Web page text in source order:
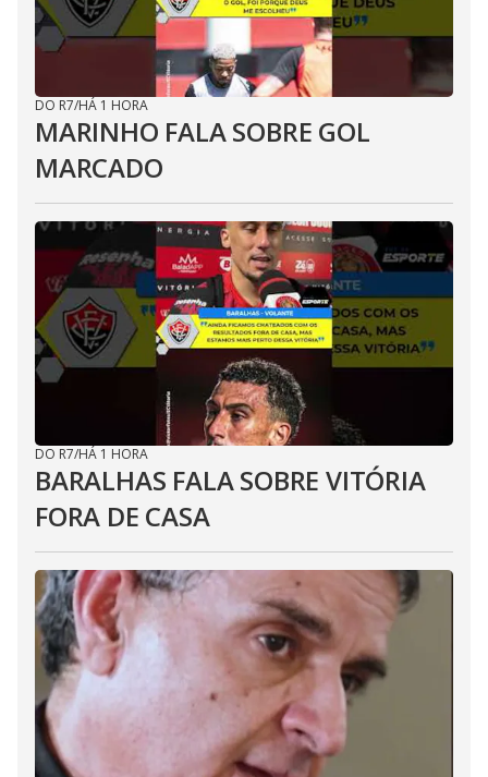
DO R7/HÁ 1 HORA
MARINHO FALA SOBRE GOL
MARCADO
DO R7/HÁ 1 HORA
BARALHAS FALA SOBRE VITÓRIA
FORA DE CASA